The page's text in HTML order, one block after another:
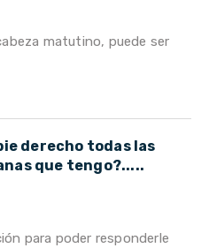
matutino, puede ser
derecho todas las
que tengo?.....
para poder responderle